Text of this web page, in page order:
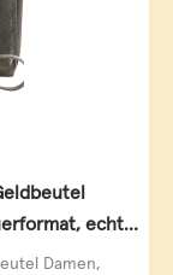
echt
Damen,